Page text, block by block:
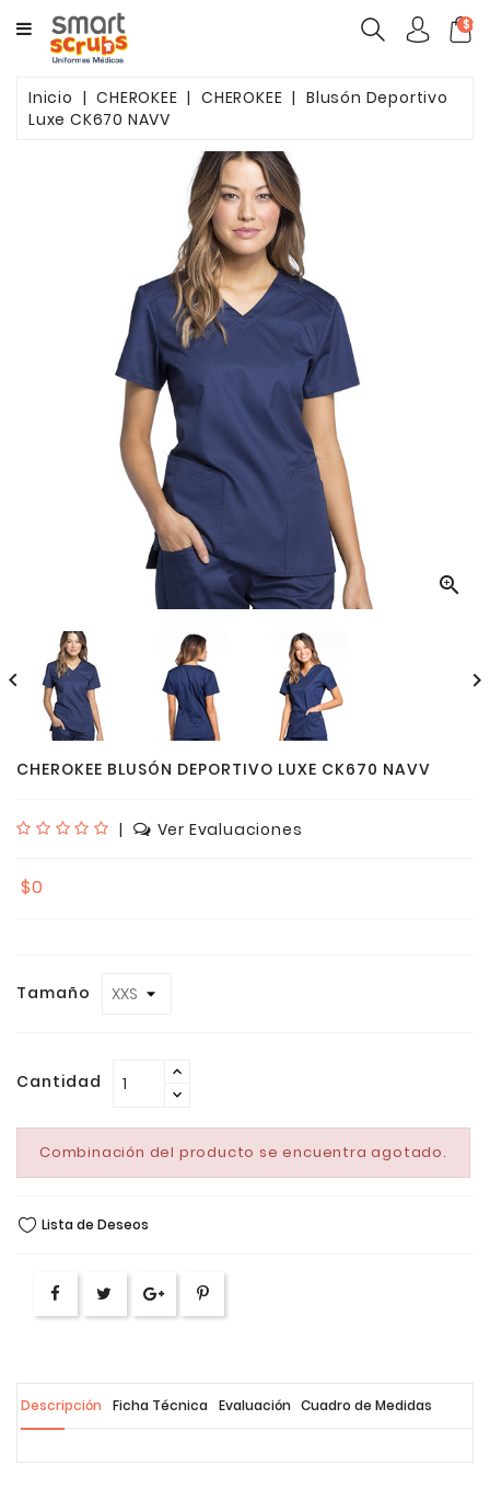
CATEGORY
HOMBRES
Inicio CHEROKEE CHEROKEE
Blusón Deportivo
Luxe CK670 NAVV

 
CHEROKEE BLUSÓN DEPORTIVO LUXE CK670 NAVV
| Ver Evaluaciones
$0
Tamaño
Cantidad
Combinación del producto se encuentra agotado.
Lista de Deseos
Descripción Ficha Técnica Evaluación Cuadro de Medidas